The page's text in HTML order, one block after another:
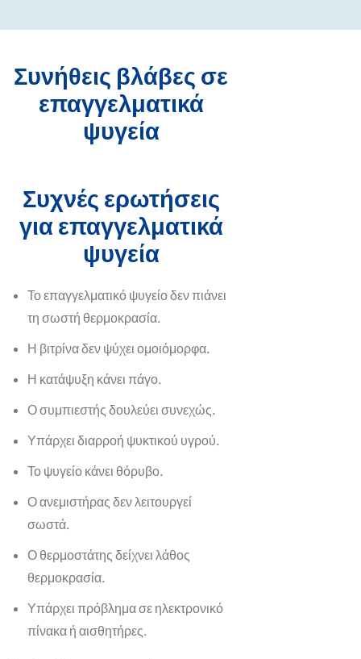
Συνήθεις βλάβες σε
επαγγελματικά
ψυγεία
Συχνές ερωτήσεις
για επαγγελματικά
ψυγεία
Το επαγγελματικό ψυγείο δεν πιάνει
τη σωστή θερμοκρασία.
Η βιτρίνα δεν ψύχει ομοιόμορφα.
Η κατάψυξη κάνει πάγο.
Ο συμπιεστής δουλεύει συνεχώς.
Υπάρχει διαρροή ψυκτικού υγρού.
Το ψυγείο κάνει θόρυβο.
Ο ανεμιστήρας δεν λειτουργεί
σωστά.
Ο θερμοστάτης δείχνει λάθος
θερμοκρασία.
Υπάρχει πρόβλημα σε ηλεκτρονικό
πίνακα ή αισθητήρες.